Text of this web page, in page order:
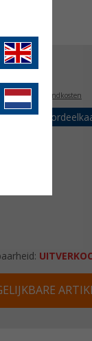
BTWplus verzendkosten
tot 5%